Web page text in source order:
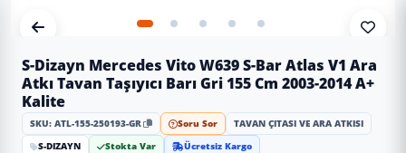
S-Dizayn Mercedes Vito W639 S-Bar Atlas V1 Ara
Atkı Tavan Taşıyıcı Barı Gri 155 Cm 2003-2014 A+
Kalite
SKU: ATL-155-250193-GR Soru Sor
TAVAN ÇITASI VE ARA ATKISI
S-DIZAYN
Stokta Var Ücretsiz Kargo